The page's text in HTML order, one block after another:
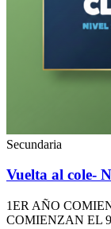
Secundaria
Vuelta al cole-
1ER AÑO
COMIENZAN EL